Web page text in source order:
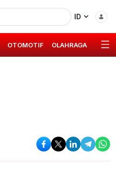
ID
OTOMOTIF OLAHRAGA GAYA